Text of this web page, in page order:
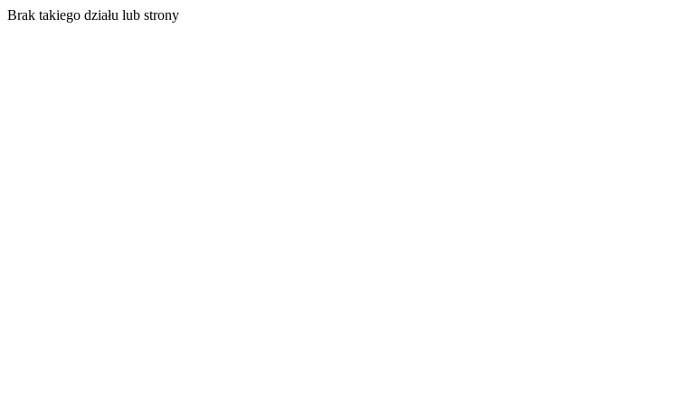
Brak takiego działu lub strony